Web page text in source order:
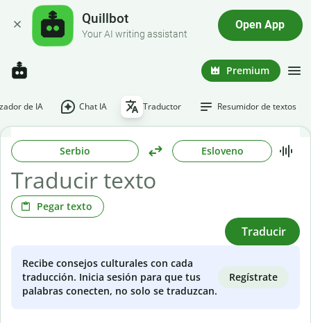
Quillbot
Your AI writing assistant
Open App
Premium
de IA Chat IA Traductor Resumidor de textos
Serbio Esloveno
Pegar texto
Traducir
Recibe consejos culturales con cada
traducción. Inicia sesión para que tus
palabras conecten, no solo se traduzcan.
Regístrate